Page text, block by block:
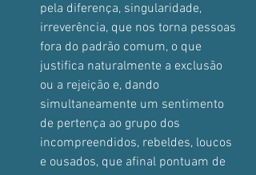
pela diferença, singularidade,
irreverência, que nos torna pessoas
fora do padrão comum, o que
justifica naturalmente a exclusão
ou a rejeição e, dando
simultaneamente um sentimento
de pertença ao grupo dos
incompreendidos, rebeldes, loucos
e ousados, que afinal pontuam de